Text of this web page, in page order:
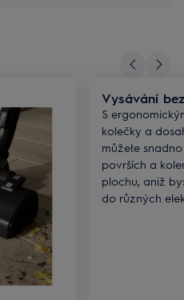
Vysávání
S
kolečky a
můžete
površích a
plochu, aniž
do různých